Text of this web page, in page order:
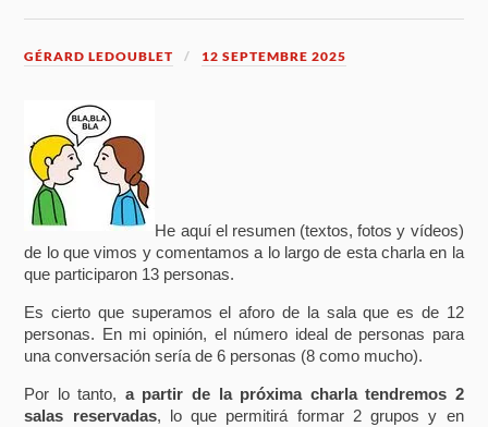
GÉRARD LEDOUBLET 12 SEPTEMBRE 2025
He aquí el resumen (textos, fotos y vídeos)
de lo que vimos y comentamos a lo largo de esta charla en la
que participaron 13 personas.
Es cierto que superamos el aforo de la sala que es de 12
personas. En mi opinión, el número ideal de personas para
una conversación sería de 6 personas (8 como mucho).
Por lo tanto, a partir de la próxima charla tendremos 2
salas reservadas, lo que permitirá formar 2 grupos y en